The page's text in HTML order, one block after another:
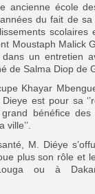
ancienne école
du fait de
Moustaph Malick
un entretien
de Salma Diop de
Khayar
est pour sa
bénéfice
M. Diéye
plus son rôle et
ou à